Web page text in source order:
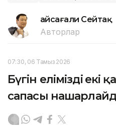
Ғайсағали Сейтақ
Авторлар
07:30, 06 Тамыз 2026
Бүгін еліміздің екі
сапасы